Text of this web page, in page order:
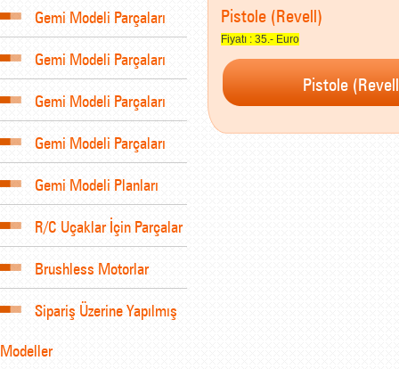
Gemi Modeli Parçaları
Gemi Modeli Parçaları
Gemi Modeli Parçaları
Gemi Modeli Parçaları
Gemi Modeli Planları
R/C Uçaklar İçin Parçalar
Brushless Motorlar
Sipariş Üzerine Yapılmış
Modeller
Pistole (Revell)
Fiyatı : 35.- Euro